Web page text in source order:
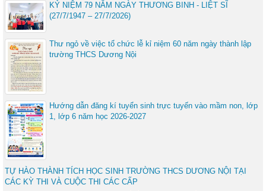
KỶ NIỆM 79 NĂM NGÀY THƯƠNG BINH - LIỆT SĨ
(27/7/1947 – 27/7/2026)
Thư ngỏ về việc tổ chức lễ kỉ niệm 60 năm ngày thành lập
trường THCS Dương Nội
Hướng dẫn đăng kí tuyển sinh trực tuyến vào mầm non, lớp
1, lớp 6 năm học 2026-2027
TỰ HÀO THÀNH TÍCH HỌC SINH TRƯỜNG THCS DƯƠNG NỘI TẠI
CÁC KỲ THI VÀ CUỘC THI CÁC CẤP